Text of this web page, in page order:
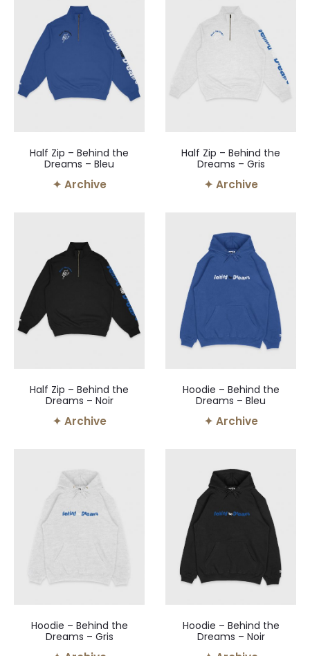
Half Zip – Behind the
Dreams – Bleu
✦ Archive
Half Zip – Behind the
Dreams – Gris
✦ Archive
Half Zip – Behind the
Dreams – Noir
✦ Archive
Hoodie – Behind the
Dreams – Bleu
✦ Archive
Hoodie – Behind the
Dreams – Gris
Hoodie – Behind the
Dreams – Noir